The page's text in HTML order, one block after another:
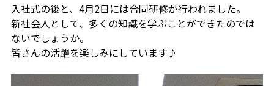
入社式の後と、4月2日には合同研修が行われました。
新社会人として、多くの知識を学ぶことができたのでは
ないでしょうか。
皆さんの活躍を楽しみにしています♪